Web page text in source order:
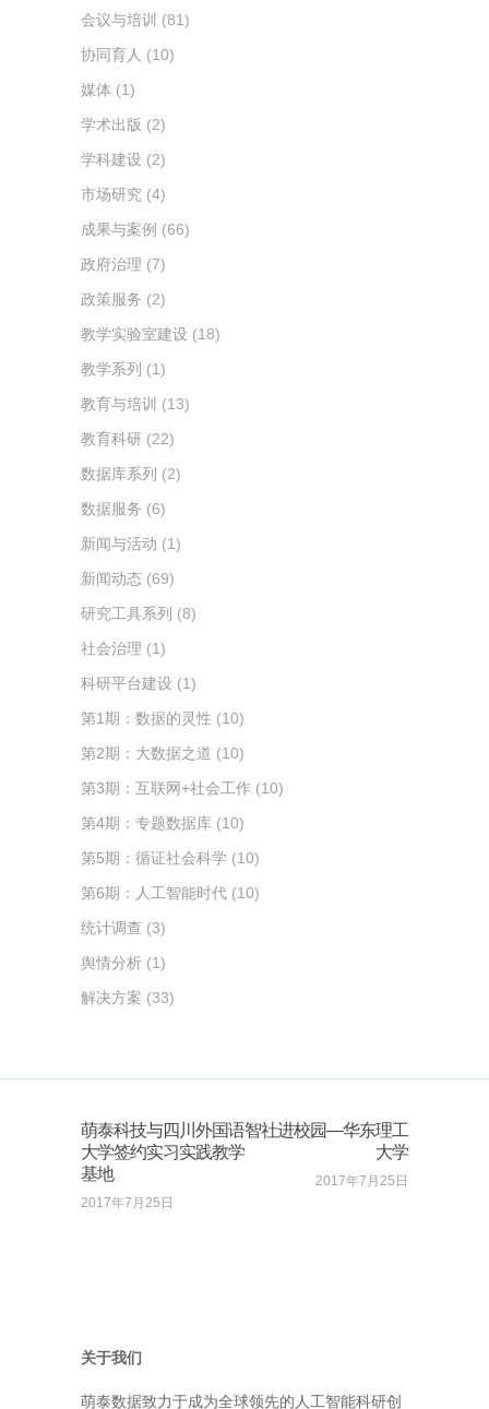
会议与培训 (81)
协同育人 (10)
媒体 (1)
学术出版 (2)
学科建设 (2)
市场研究 (4)
成果与案例 (66)
政府治理 (7)
政策服务 (2)
教学实验室建设 (18)
教学系列 (1)
教育与培训 (13)
教育科研 (22)
数据库系列 (2)
数据服务 (6)
新闻与活动 (1)
新闻动态 (69)
研究工具系列 (8)
社会治理 (1)
科研平台建设 (1)
第1期：数据的灵性 (10)
第2期：大数据之道 (10)
第3期：互联网+社会工作 (10)
第4期：专题数据库 (10)
第5期：循证社会科学 (10)
第6期：人工智能时代 (10)
统计调查 (3)
舆情分析 (1)
解决方案 (33)
萌泰科技与四川外国语
大学签约实习实践教学
基地
2017年7月25日
智社进校园—华东理工
大学
2017年7月25日
关于我们
萌泰数据致力于成为全球领先的人工智能科研创